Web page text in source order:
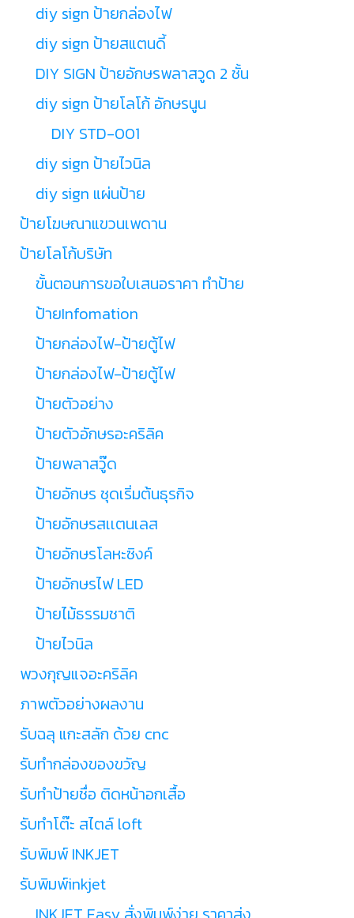
diy sign ป้ายกล่องไฟ
diy sign ป้ายสแตนดี้
DIY SIGN ป้ายอักษรพลาสวูด 2 ชั้น
diy sign ป้ายโลโก้ อักษรนูน
DIY STD-001
diy sign ป้ายไวนิล
diy sign แผ่นป้าย
ป้ายโฆษณาแขวนเพดาน
ป้ายโลโก้บริษัท
ขั้นตอนการขอใบเสนอราคา ทำป้าย
ป้ายInfomation
ป้ายกล่องไฟ-ป้ายตู้ไฟ
ป้ายกล่องไฟ-ป้ายตู้ไฟ
ป้ายตัวอย่าง
ป้ายตัวอักษรอะคริลิค
ป้ายพลาสวู๊ด
ป้ายอักษร ชุดเริ่มต้นธุรกิจ
ป้ายอักษรสเเตนเลส
ป้ายอักษรโลหะซิงค์
ป้ายอักษรไฟ LED
ป้ายไม้ธรรมชาติ
ป้ายไวนิล
พวงกุญแจอะคริลิค
ภาพตัวอย่างผลงาน
รับฉลุ แกะสลัก ด้วย cnc
รับทำกล่องของขวัญ
รับทำป้ายชื่อ ติดหน้าอกเสื้อ
รับทำโต๊ะ สไตล์ loft
รับพิมพ์ INKJET
รับพิมพ์inkjet